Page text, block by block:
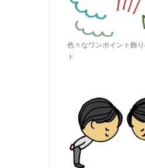
色々なワンポイント飾
ト